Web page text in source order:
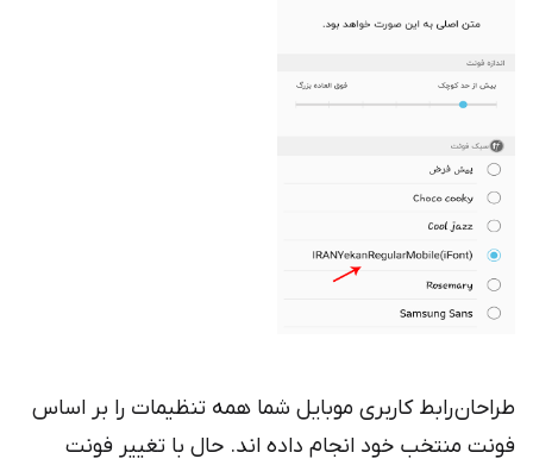
طراحان رابط کاربری موبایل شما همه تنظیمات را بر اساس
فونت منتخب خود انجام داده اند. حال با تغییر فونت